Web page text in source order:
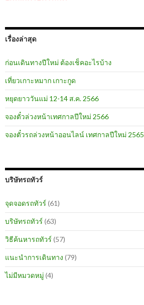
เรื่องล่าสุด
ก่อนเดินทางปีใหม่ ต้องเช็คอะไรบ้าง
เที่ยวเกาะหมาก เกาะกูด
หยุดยาววันแม่ 12-14 ส.ค. 2566
จองตั๋วล่วงหน้าเทศกาลปีใหม่ 2566
จองตั๋วรถล่วงหน้าออนไลน์ เทศกาลปีใหม่ 2565
บริษัทรถทัวร์
จุดจอดรถทัวร์ (61)
บริษัทรถทัวร์ (63)
วิธีค้นหารถทัวร์ (57)
แนะนำการเดินทาง (79)
ไม่มีหมวดหมู่ (4)